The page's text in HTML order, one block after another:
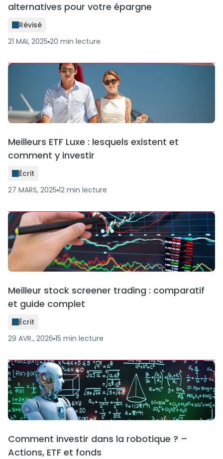
alternatives pour votre épargne
Révisé
21 MAI, 2025 20 min lecture
Meilleurs ETF Luxe : lesquels existent et
comment y investir
Écrit
27 MARS, 2025 12 min lecture
Meilleur stock screener trading : comparatif
et guide complet
Écrit
29 AVR., 2026 15 min lecture
Comment investir dans la robotique ? –
Actions, ETF et fonds